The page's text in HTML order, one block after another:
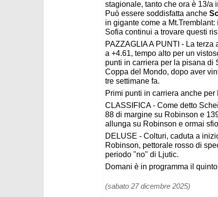
stagionale, tanto che ora è 13/
Può essere soddisfatta anche
in gigante come a
Sofia continui a trovare questi
PAZZAGLIA A PUNTI - La
a +4.61, tempo alto per un
punti in carriera per la pisana di
Coppa del Mondo, dopo aver
tre settimane fa.
Primi punti in carriera anche
CLASSIFICA - Come detto
88 di margine su Robinson e
allunga su Robinson e ormai
DELUSE - Colturi, caduta a
Robinson, pettorale rosso di
periodo "no" di Ljutic.
Domani è in programma il
(sabato 27 dicembre 2025)